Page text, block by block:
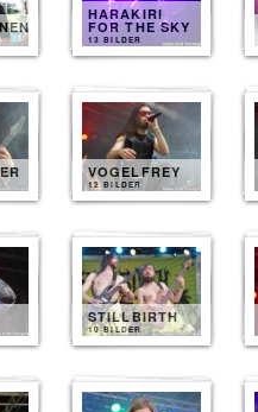
HARAKIRI
FOR THE SKY
13 BILDER
VOGELFREY
12 BILDER
STILLBIRTH
10 BILDER